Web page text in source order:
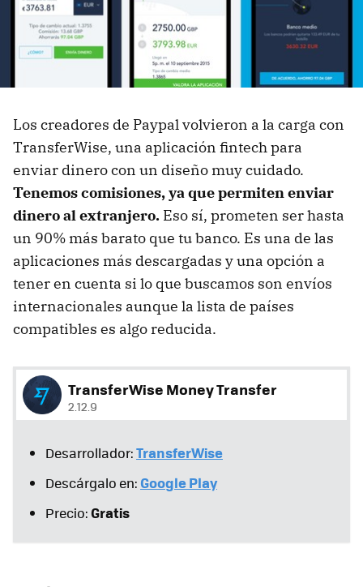
Los creadores de Paypal volvieron a la carga con
TransferWise, una aplicación fintech para
enviar dinero con un diseño muy cuidado.
Tenemos comisiones, ya que permiten enviar
dinero al extranjero. Eso sí, prometen ser hasta
un 90% más barato que tu banco. Es una de las
aplicaciones más descargadas y una opción a
tener en cuenta si lo que buscamos son envíos
internacionales aunque la lista de países
compatibles es algo reducida.
TransferWise Money Transfer
2.12.9
Desarrollador:TransferWise
Descárgalo en: Google Play
Precio:Gratis